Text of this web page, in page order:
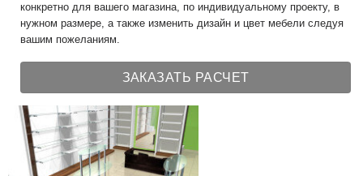
конкретно для вашего магазина, по индивидуальному проекту, в
нужном размере, а также изменить дизайн и цвет мебели следуя
вашим пожеланиям.
ЗАКАЗАТЬ РАСЧЕТ